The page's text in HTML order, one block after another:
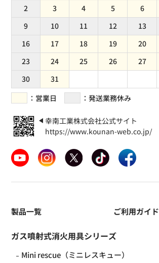
2
3 4 5 6
9
10 11 12 13
16
17 18 19 20
23
24 25 26 27
30
31
( ：営業日 ：発送業務休み
)
幸南工業株式会社公式サイト
https://www.kounan-web.co.jp/
製品一覧 ご利用ガイド
ガス噴射式消火用具シリーズ
Mini rescue（ミニレスキュー）